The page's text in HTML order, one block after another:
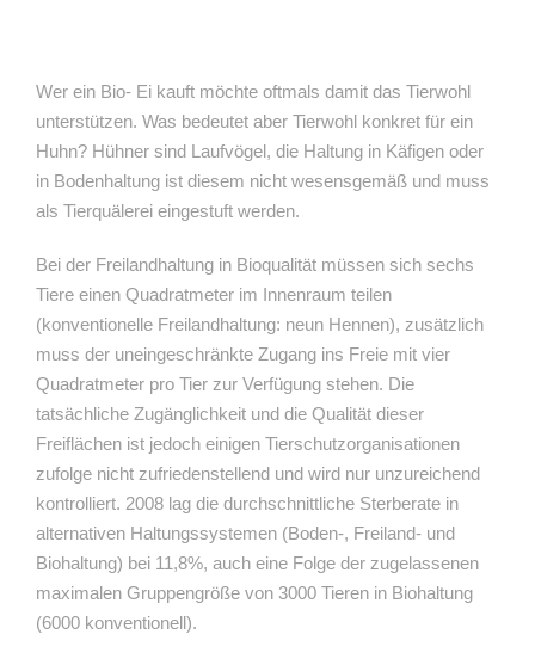
Wer ein Bio- Ei kauft möchte oftmals damit das Tierwohl
unterstützen. Was bedeutet aber Tierwohl konkret für ein
Huhn? Hühner sind Laufvögel, die Haltung in Käfigen oder
in Bodenhaltung ist diesem nicht wesensgemäß und muss
als Tierquälerei eingestuft werden.
Bei der Freilandhaltung in Bioqualität müssen sich sechs
Tiere einen Quadratmeter im Innenraum teilen
(konventionelle Freilandhaltung: neun Hennen), zusätzlich
muss der uneingeschränkte Zugang ins Freie mit vier
Quadratmeter pro Tier zur Verfügung stehen. Die
tatsächliche Zugänglichkeit und die Qualität dieser
Freiflächen ist jedoch einigen Tierschutzorganisationen
zufolge nicht zufriedenstellend und wird nur unzureichend
kontrolliert. 2008 lag die durchschnittliche Sterberate in
alternativen Haltungssystemen (Boden-, Freiland- und
Biohaltung) bei 11,8%, auch eine Folge der zugelassenen
maximalen Gruppengröße von 3000 Tieren in Biohaltung
(6000 konventionell).